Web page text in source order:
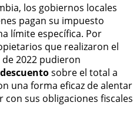
los gobiernos locales
pagan su impuesto
límite específica. Por
que realizaron el
2022 pudieron
sobre el total a
una forma eficaz de alentar
sus obligaciones fiscales